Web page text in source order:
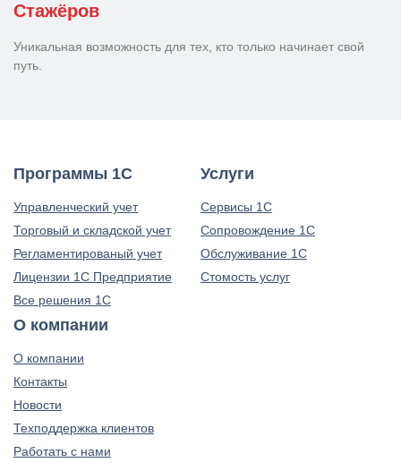
Стажёров
Уникальная возможность для тех, кто только начинает свой
путь.
Программы 1С
Управленческий учет
Торговый и складской учет
Регламентированый учет
Лицензии 1С Предприятие
Все решения 1С
Услуги
Сервисы 1С
Сопровождение 1С
Обслуживание 1С
Стомость услуг
О компании
О компании
Контакты
Новости
Техподдержка клиентов
Работать с нами